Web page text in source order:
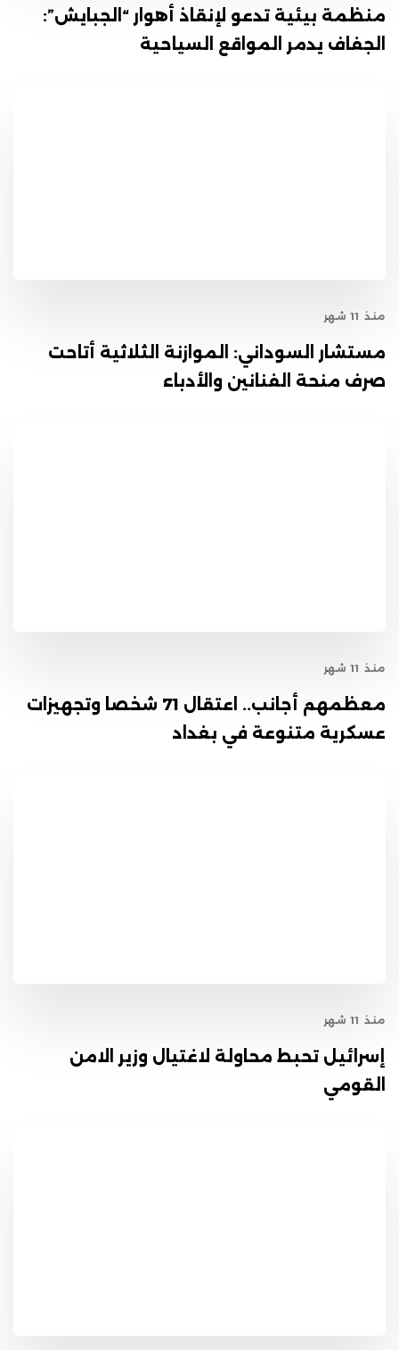
منظمة بيئية تدعو لإنقاذ أهوار “الجبايش”:
الجفاف يدمر المواقع السياحية
منذ 11 شهر
مستشار السوداني: الموازنة الثلاثية أتاحت
صرف منحة الفنانين والأدباء
منذ 11 شهر
معظمهم أجانب.. اعتقال 71 شخصا وتجهيزات
عسكرية متنوعة في بغداد
منذ 11 شهر
إسرائيل تحبط محاولة لاغتيال وزير الامن
القومي